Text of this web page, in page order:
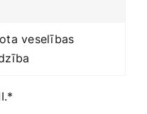
veselības​